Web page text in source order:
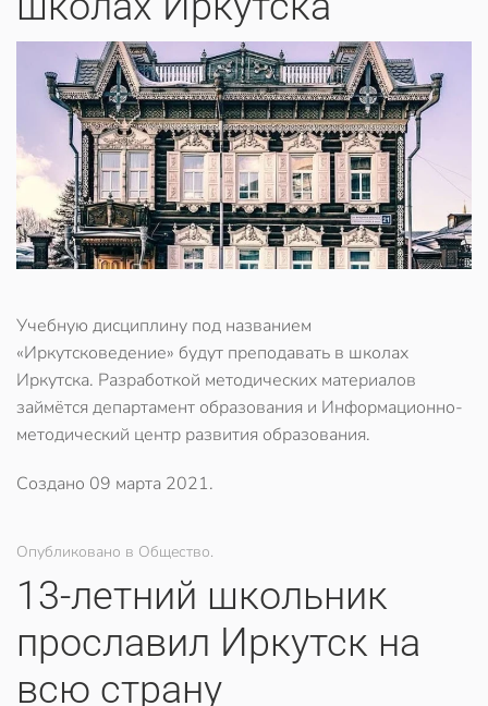
Учебную дисциплину под названием
«Иркутсковедение» будут преподавать в школах
Иркутска. Разработкой методических материалов
займётся департамент образования и Информационно-
методический центр развития образования.
Создано 09 марта 2021.
Опубликовано в Общество.
13-летний школьник
прославил Иркутск на
всю страну